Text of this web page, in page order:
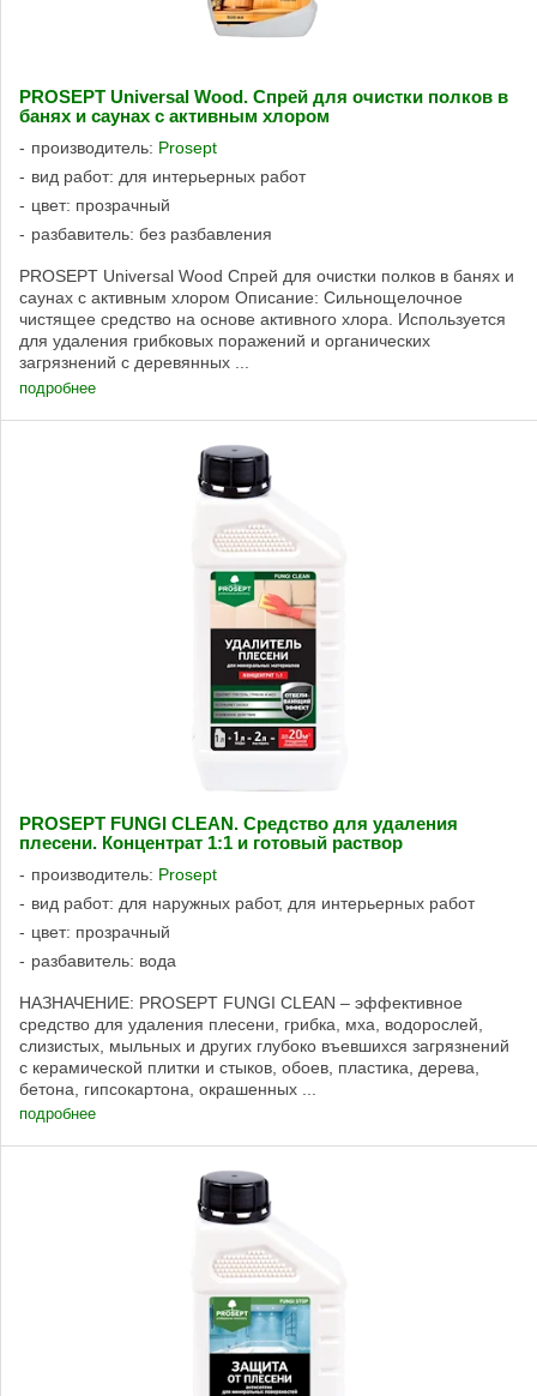
PROSEPT Universal Wood. Спрей для очистки полков в
банях и саунах с активным хлором
производитель: Prosept
вид работ: для интерьерных работ
цвет: прозрачный
разбавитель: без разбавления
PROSEPT Universal Wood Спрей для очистки полков в банях и
саунах с активным хлором Описание: Сильнощелочное
чистящее средство на основе активного хлора. Используется
для удаления грибковых поражений и органических
загрязнений с деревянных ...
подробнее
PROSEPT FUNGI CLEAN. Средство для удаления
плесени. Концентрат 1:1 и готовый раствор
производитель: Prosept
вид работ: для наружных работ, для интерьерных работ
цвет: прозрачный
разбавитель: вода
НАЗНАЧЕНИЕ: PROSEPT FUNGI CLEAN – эффективное
средство для удаления плесени, грибка, мха, водорослей,
слизистых, мыльных и других глубоко въевшихся загрязнений
с керамической плитки и стыков, обоев, пластика, дерева,
бетона, гипсокартона, окрашенных ...
подробнее